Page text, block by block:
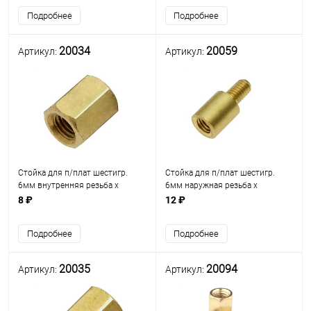
ключ М5)
Подробнее
(под ключ М5)
Подробнее
Артикул: 20034
Стойка для п/плат шестигр.
6мм внутренняя резьба х
внутренняя резьба М3мм)
ключ М5) (PCHSS-6)
8 ₽
Подробнее
Артикул: 20059
Стойка для п/плат шестигр.
6мм наружная резьба х
внутренняя резьба М3мм
D=5.5мм (PCSN-6)
12 ₽
Подробнее
Артикул: 20035 Артикул: 20094